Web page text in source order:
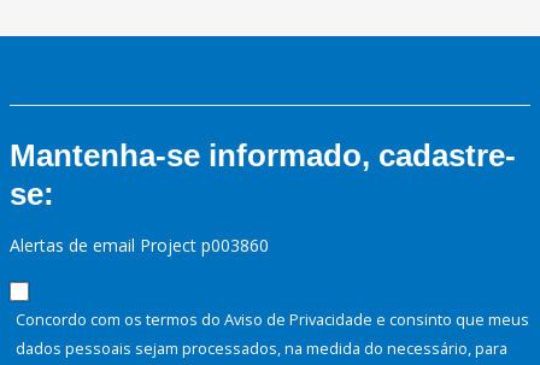
Mantenha-se informado, cadastre-
se:
Alertas de email Project p003860
Concordo com os termos do Aviso de Privacidade e consinto que meus
dados pessoais sejam processados, na medida do necessário, para